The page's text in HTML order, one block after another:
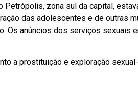
Petrópolis, zona sul da capital,
das adolescentes e de outras
Os anúncios dos serviços sexuais
a prostituição e exploração sexual